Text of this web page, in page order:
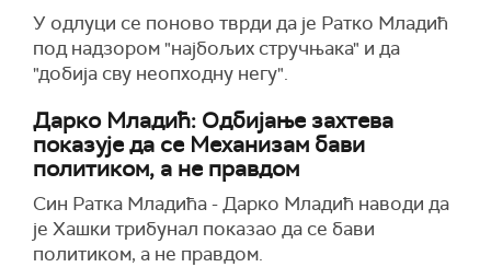
У одлуци се поново тврди да је Ратко Младић
под надзором "најбољих стручњака" и да
"добија сву неопходну негу".
Дарко Младић: Одбијање захтева
показује да се Механизам бави
политиком, а не правдом
Син Ратка Младића - Дарко Младић наводи да
је Хашки трибунал показао да се бави
политиком, а не правдом.